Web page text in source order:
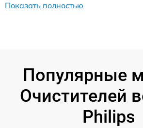
Показать полностью
Популярные
Очистителей
Philips